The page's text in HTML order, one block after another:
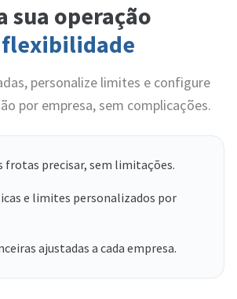
sua operação
personalize limites e configure
por empresa, sem complicações.
frotas precisar, sem limitações.
e limites personalizados por
ajustadas a cada empresa.